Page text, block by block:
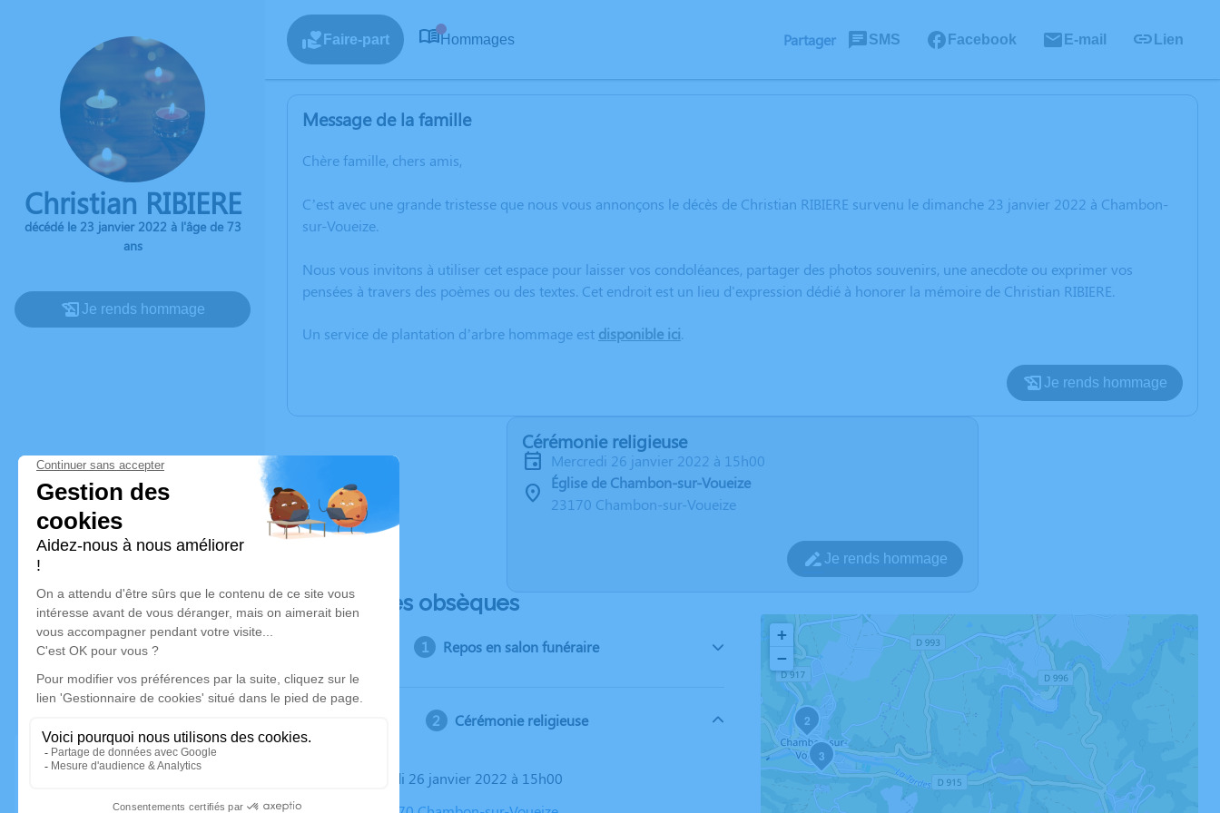
Christian RIBIERE
décédé le 23 janvier 2022 à l'âge de 73
ans
Je rends hommage
Faire-part Hommages Partager SMS Facebook E-mail Lien
Message de la famille
Chère famille, chers amis,
C’est avec une grande tristesse que nous vous annonçons le décès de Christian RIBIERE survenu le dimanche 23 janvier 2022 à Chambon-
sur-Voueize.
Nous vous invitons à utiliser cet espace pour laisser vos condoléances, partager des photos souvenirs, une anecdote ou exprimer vos
pensées à travers des poèmes ou des textes. Cet endroit est un lieu d'expression dédié à honorer la mémoire de Christian RIBIERE.
Un service de plantation d’arbre hommage est disponible ici.
Je rends hommage
Cérémonie religieuse
mercredi 26 janvier 2022 à 15h00
Église de Chambon-sur-Voueize
23170 Chambon-sur-Voueize
Je rends hommage
Déroulé des obsèques
Repos en salon funéraire
Cérémonie religieuse
Le mercredi 26 janvier 2022 à 15h00
2
3
+
−